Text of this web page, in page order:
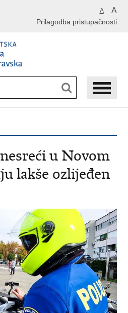
A A
Prilagodba pristupačnosti
u Novom
lakše ozlijeđen